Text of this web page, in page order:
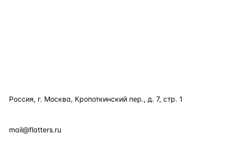
Россия, г. Москва, Кропоткинский пер., д. 7, стр. 1
mail@flatters.ru